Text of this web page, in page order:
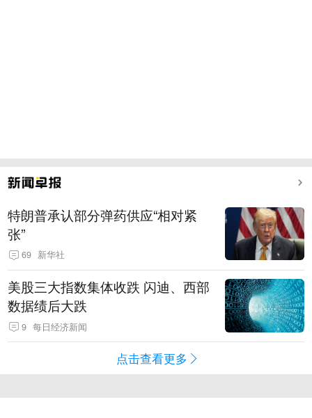
特朗普承认部分弹药供应“相对紧
张”
69 新华社
美股三大指数集体收跌 闪迪、西部
数据绩后大跌
9 每日经济新闻
点击查看更多